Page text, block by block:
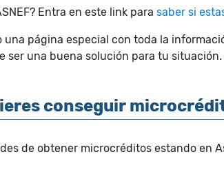
Entra en este link para saber si
una página especial con toda la
ser una buena solución para tu situación.
conseguir
de obtener microcréditos estando en